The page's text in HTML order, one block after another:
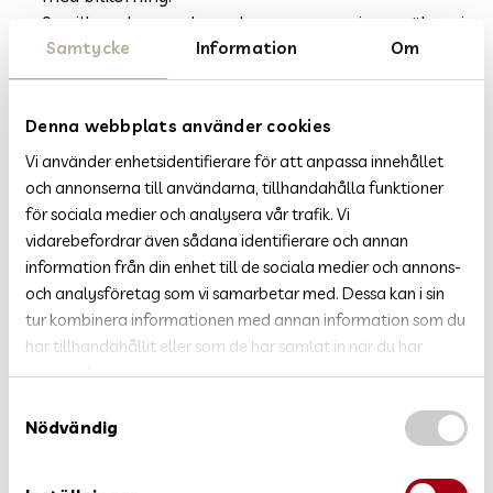
Samtycke Information Om
Denna webbplats använder cookies
Vi använder enhetsidentifierare för att anpassa innehållet
och annonserna till användarna, tillhandahålla funktioner
för sociala medier och analysera vår trafik. Vi
vidarebefordrar även sådana identifierare och annan
information från din enhet till de sociala medier och annons-
och analysföretag som vi samarbetar med. Dessa kan i sin
tur kombinera informationen med annan information som du
har tillhandahållit eller som de har samlat in när du har
använt deras tjänster.
Nödvändig
Se till att barn och medpassagerare sitter säkert i
bilen.
Lasta säkert.
Använd säkerhetsbälte
En enkel sak som får stor effekt är att alltid använda
bilbältet när du åker bil. Risken att skadas svårt eller
omkomma i en trafikolycka halveras om du använder
bilbältet.
När du har spänt fast dig är det viktigt att du
efterspänner bältet och ser till att det ligger på rätt
sätt. Bilbältet ska ligga an mot axeln, så nära halsen
som möjligt och höftbandet ska löpa över höften, inte
magen.
Hastigheten är helt avgörande för hur allvarliga